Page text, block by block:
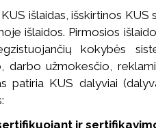
išlaidas, išskirtinos
išlaidos. Pirmosios
kokybės
darbo užmokesčio,
patiria KUS dalyviai
ir